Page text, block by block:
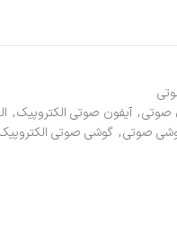
صوتی, آیفون صوتی الکتروپیک,
صوتی, گوشی صوتی